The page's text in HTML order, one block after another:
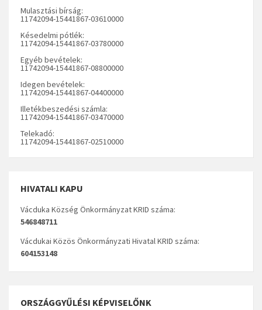
Mulasztási bírság:
11742094-15441867-03610000
Késedelmi pótlék:
11742094-15441867-03780000
Egyéb bevételek:
11742094-15441867-08800000
Idegen bevételek:
11742094-15441867-04400000
Illetékbeszedési számla:
11742094-15441867-03470000
Telekadó:
11742094-15441867-02510000
HIVATALI KAPU
Vácduka Község Önkormányzat KRID száma:
546848711
Vácdukai Közös Önkormányzati Hivatal KRID száma:
604153148
ORSZÁGGYŰLÉSI KÉPVISELŐNK